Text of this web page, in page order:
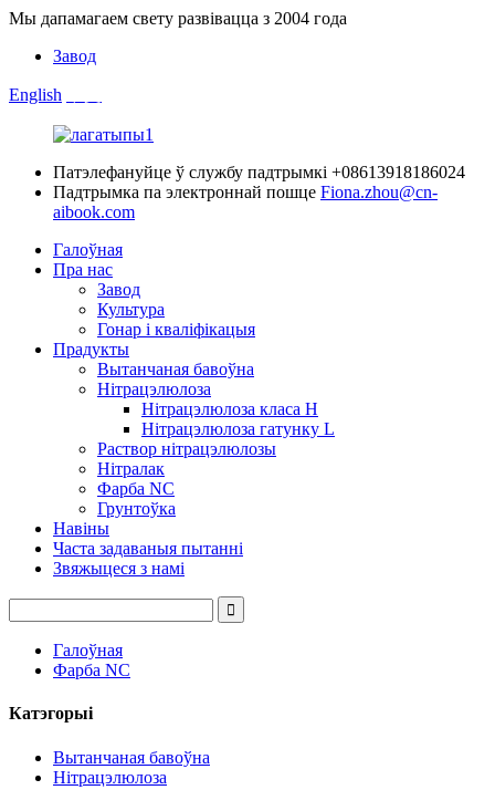
Мы дапамагаем свету развівацца з 2004 года
Завод
English
Патэлефануйце ў службу падтрымкі +08613918186024
Падтрымка па электроннай пошце Fiona.zhou@cn-
aibook.com
Галоўная
Пра нас
Завод
Культура
Гонар і кваліфікацыя
Прадукты
Вытанчаная бавоўна
Нітрацэлюлоза
Нітрацэлюлоза класа H
Нітрацэлюлоза гатунку L
Раствор нітрацэлюлозы
Нітралак
Фарба NC
Грунтоўка
Навіны
Часта задаваныя пытанні
Звяжыцеся з намі
Галоўная
Фарба NC
Катэгорыі
Вытанчаная бавоўна
Нітрацэлюлоза